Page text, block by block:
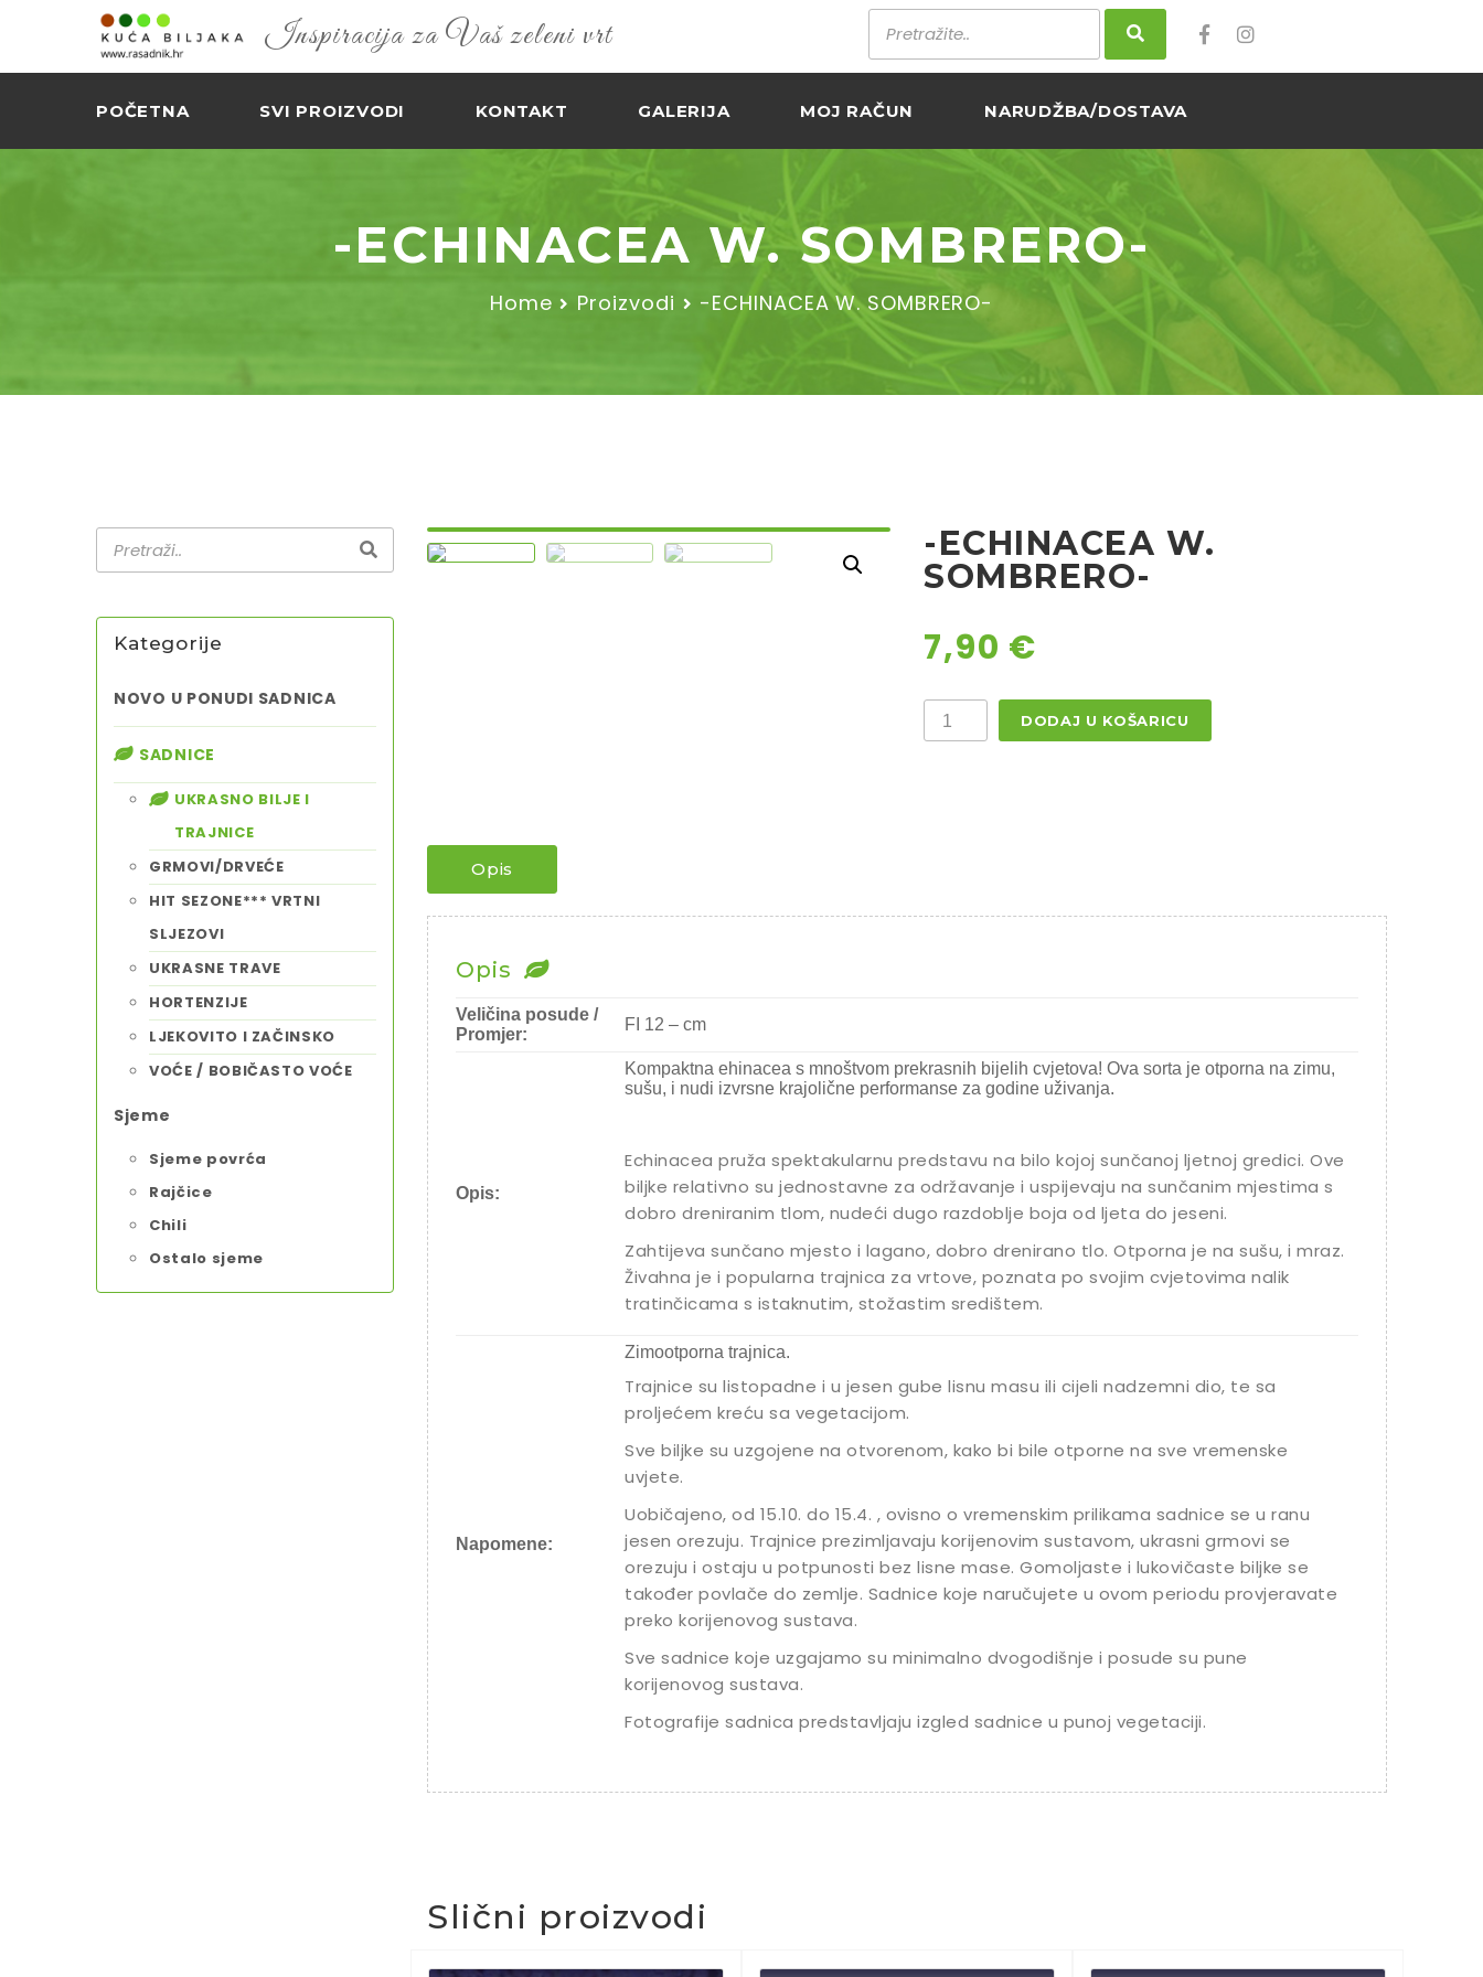
Inspiracija za Vaš zeleni vrt
POČETNA SVI PROIZVODI KONTAKT GALERIJA MOJ RAČUN NARUDŽBA/DOSTAVA
-ECHINACEA W. SOMBRERO-
Home Proizvodi -ECHINACEA W. SOMBRERO-
Kategorije
NOVO U PONUDI SADNICA
SADNICE
UKRASNO BILJE I
TRAJNICE
GRMOVI/DRVEĆE
HIT SEZONE*** VRTNI
SLJEZOVI
UKRASNE TRAVE
HORTENZIJE
LJEKOVITO I ZAČINSKO
VOĆE / BOBIČASTO VOĆE
Sjeme
Sjeme povrća
Rajčice
Chili
Ostalo sjeme
-ECHINACEA W.
SOMBRERO-
7,90 €
-
ECHINACEA
W.
DODAJ U KOŠARICU
Opis
Opis
Veličina posude /
Promjer:
FI 12 – cm
Opis:
Kompaktna ehinacea s mnoštvom prekrasnih bijelih cvjetova! Ova sorta je otporna na zimu,
sušu, i nudi izvrsne krajolične performanse za godine uživanja.
Echinacea pruža spektakularnu predstavu na bilo kojoj sunčanoj ljetnoj gredici. Ove
biljke relativno su jednostavne za održavanje i uspijevaju na sunčanim mjestima s
dobro dreniranim tlom, nudeći dugo razdoblje boja od ljeta do jeseni.
Zahtijeva sunčano mjesto i lagano, dobro drenirano tlo. Otporna je na sušu, i mraz.
Živahna je i popularna trajnica za vrtove, poznata po svojim cvjetovima nalik
tratinčicama s istaknutim, stožastim središtem.
Napomene:
Zimootporna trajnica.
Trajnice su listopadne i u jesen gube lisnu masu ili cijeli nadzemni dio, te sa
proljećem kreću sa vegetacijom.
Sve biljke su uzgojene na otvorenom, kako bi bile otporne na sve vremenske
uvjete.
Uobičajeno, od 15.10. do 15.4. , ovisno o vremenskim prilikama sadnice se u ranu
jesen orezuju. Trajnice prezimljavaju korijenovim sustavom, ukrasni grmovi se
orezuju i ostaju u potpunosti bez lisne mase. Gomoljaste i lukovičaste biljke se
također povlače do zemlje. Sadnice koje naručujete u ovom periodu provjeravate
preko korijenovog sustava.
Sve sadnice koje uzgajamo su minimalno dvogodišnje i posude su pune
korijenovog sustava.
Fotografije sadnica predstavljaju izgled sadnice u punoj vegetaciji.
Slični proizvodi